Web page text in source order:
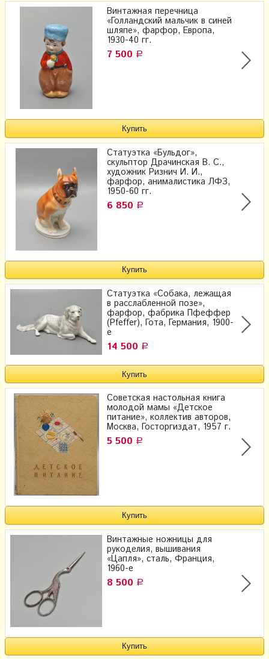
Винтажная перечница
«Голландский мальчик в синей
шляпе», фарфор, Европа,
1930-40 гг.
7 500 Р
Статуэтка «Бульдог»,
скульптор Драчинская В. С.,
художник Ризнич И. И.,
фарфор, анималистика ЛФЗ,
1950-60 гг.
6 850 Р
Статуэтка «Собака, лежащая
в расслабленной позе»,
фарфор, фабрика Пфеффер
(Pfeffer), Гота, Германия, 1900-
е
14 500 Р
Советская настольная книга
молодой мамы «Детское
питание», коллектив авторов,
Москва, Госторгиздат, 1957 г.
5 500 Р
Винтажные ножницы для
рукоделия, вышивания
«Цапля», сталь, Франция,
1960-е
8 500 Р